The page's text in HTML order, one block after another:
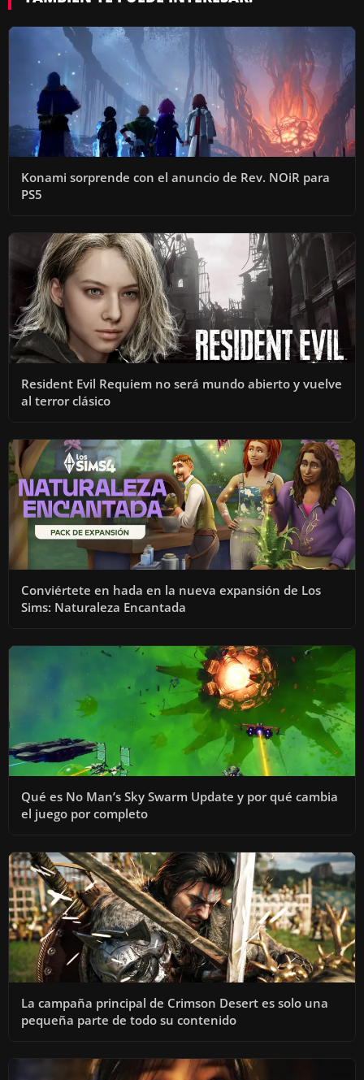
Konami sorprende con el anuncio de Rev. NOiR para
PS5
Resident Evil Requiem no será mundo abierto y vuelve
al terror clásico
Conviértete en hada en la nueva expansión de Los
Sims: Naturaleza Encantada
Qué es No Man’s Sky Swarm Update y por qué cambia
el juego por completo
La campaña principal de Crimson Desert es solo una
pequeña parte de todo su contenido